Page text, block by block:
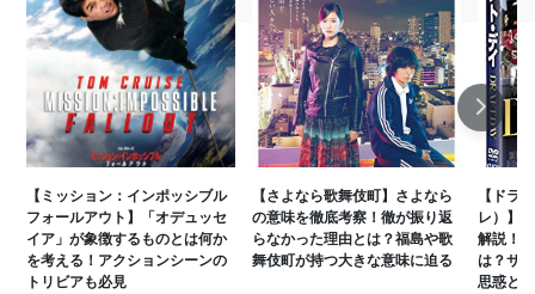
【ミッション：インポッシブル
フォールアウト】「オデュッセ
イア」が象徴するものとは何か
を考える！アクションシーンの
トリビアも必見
【さよなら歌舞伎町】さよなら
の意味を徹底考察！徹が振り返
らなかった理由とは？福島や歌
舞伎町が持つ大きな意味に迫る
【ドラ
レ）】
解説！1
は？サ
思惑とは
Next